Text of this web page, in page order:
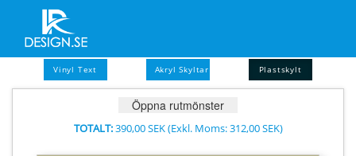
Vinyl Text Akryl Skyltar Plastskylt
Öppna rutmönster
TOTALT:390,00 SEK(Exkl. Moms:312,00 SEK)